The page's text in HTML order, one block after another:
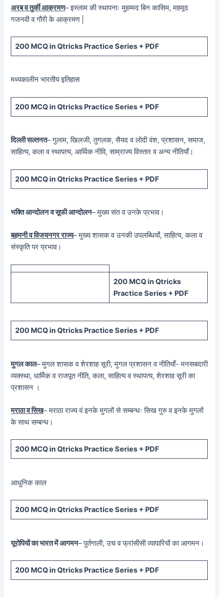
अरब व तुर्की आक्रमण– इस्लाम की स्थापनाः मुहम्मद बिन कासिम, महमूद
गजनवी व गौरी के आक्रमण |
200 MCQ in Qtricks Practice Series + PDF
मध्यकालीन भारतीय इतिहास
200 MCQ in Qtricks Practice Series + PDF
दिल्ली सल्तनत– गुलाम, खिलजी, तुगलक, सैयद व लोदी वंश, प्रशासन, समाज,
साहित्य, कला व स्थापत्य, आर्थिक नीवि, साम्राज्य विस्तार व अन्य नीतियाँ।
200 MCQ in Qtricks Practice Series + PDF
भक्ति आन्दोलन व सूफी आन्दोलन– मुख्य संत व उनके प्रभाव।
बहमनी व विजयनगर राज्य– मुख्य शासक व उनकी उपलब्धियाँ, साहित्य, कला व
संस्कृति पर प्रभाव।
200 MCQ in Qtricks
Practice Series + PDF
200 MCQ in Qtricks Practice Series + PDF
मुगल काल– मुगल शासक व शेरशाह सूरी, मुगल प्रशासन व नीतियाँ- मनसबदारी
व्यक्स्था, धार्मिक व राजपूत नीति, कला, साहित्य व स्थापत्य, शेरशाह सूरी का
प्रशासन ।
मराठा व सिख– मराठा राज्य वं इनके मुगलों से सम्बन्धः सिख गुरु व इनके मुगलों
के साथ सम्बन्ध।
200 MCQ in Qtricks Practice Series + PDF
आधुनिक काल
200 MCQ in Qtricks Practice Series + PDF
यूरोपियों का भारत में आगमन– पुर्तगाली, उच व फ्रांसीसी व्यापारियों का आगमन।
200 MCQ in Qtricks Practice Series + PDF